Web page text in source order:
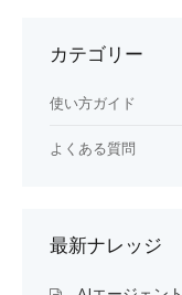
カテゴリー
使い方ガイド
よくある質問
最新ナレッジ